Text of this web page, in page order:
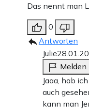
Das nennt man
0
Antworten
Julie
Melden
Jaaa, hab
auch
kann man